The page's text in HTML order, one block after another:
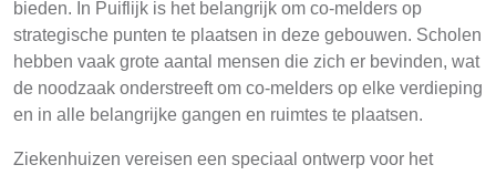
bieden. In Puiflijk is het belangrijk om co-melders op
strategische punten te plaatsen in deze gebouwen. Scholen
hebben vaak grote aantal mensen die zich er bevinden, wat
de noodzaak onderstreeft om co-melders op elke verdieping
en in alle belangrijke gangen en ruimtes te plaatsen.
Ziekenhuizen vereisen een speciaal ontwerp voor het